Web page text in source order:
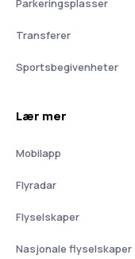
Parkeringsplasser
Transferer
Sportsbegivenheter
Lær mer
Mobilapp
Flyradar
Flyselskaper
Nasjonale flyselskaper